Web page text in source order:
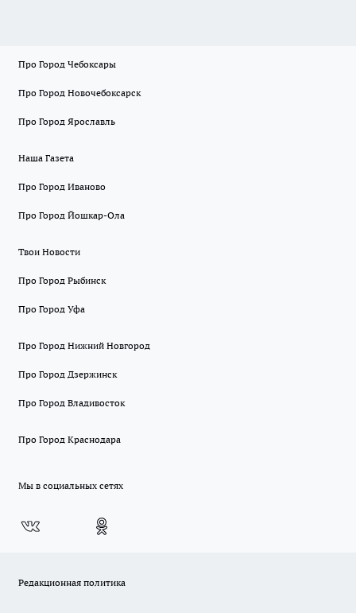
Про Город Чебоксары
Про Город Новочебоксарск
Про Город Ярославль
Наша Газета
Про Город Иваново
Про Город Йошкар-Ола
Твои Новости
Про Город Рыбинск
Про Город Уфа
Про Город Нижний Новгород
Про Город Дзержинск
Про Город Владивосток
Про Город Краснодара
Мы в социальных сетях
Редакционная политика